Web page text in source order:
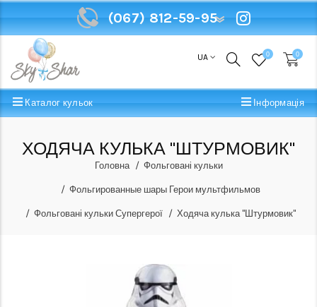
(067) 812-59-95
UA 0 0
Каталог кульок Інформація
ХОДЯЧА КУЛЬКА "ШТУРМОВИК"
Головна Фольговані кульки
Фольгированные шары Герои мультфильмов
Фольговані кульки Супергерої Ходяча кулька "Штурмовик"